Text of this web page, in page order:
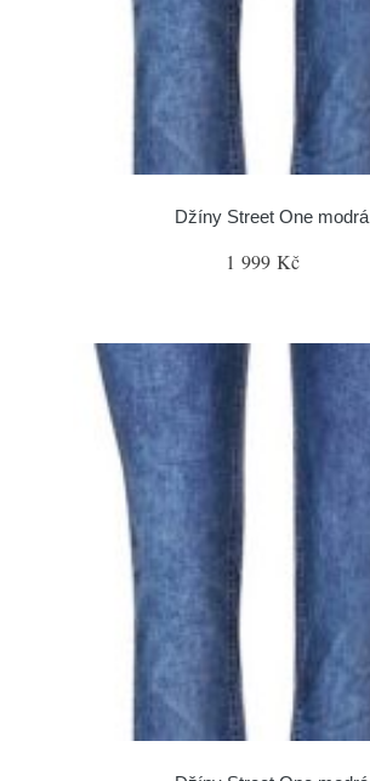
Džíny Street One modrá
1 999 Kč